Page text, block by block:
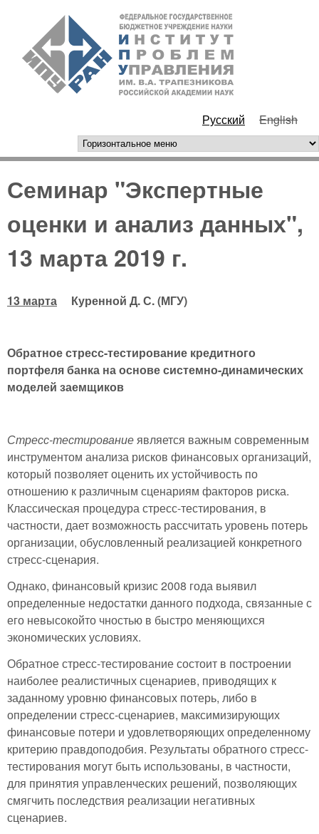
Перейти к основному
содержанию
РАН
Русский English
горизонтальное меню
Семинар "Экспертные
оценки и анализ данных",
13 марта 2019 г.
13 марта Куренной Д. С. (МГУ)
Обратное стресс-тестирование кредитного
портфеля банка на основе системно-динамических
моделей заемщиков
Стресс-тестированиеявляется важным современным
инструментом анализа рисков финансовых организаций,
который позволяет оценить их устойчивость по
отношению к различным сценариям факторов риска.
Классическая процедура стресс-тестирования, в
частности, дает возможность рассчитать уровень потерь
организации, обусловленный реализацией конкретного
стресс-сценария.
Однако, финансовый кризис 2008 года выявил
определенные недостатки данного подхода, связанные с
его невысокойто чностью в быстро меняющихся
экономических условиях.
Обратное стресс-тестирование состоит в построении
наиболее реалистичных сценариев, приводящих к
заданному уровню финансовых потерь, либо в
определении стресс-сценариев, максимизирующих
финансовые потери и удовлетворяющих определенному
критерию правдоподобия. Результаты обратного стресс-
тестирования могут быть использованы, в частности,
для принятия управленческих решений, позволяющих
смягчить последствия реализации негативных
сценариев.